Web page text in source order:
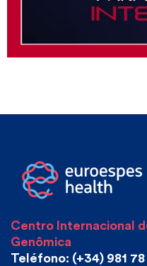
Centro Internacional
Genômica
Teléfono: (+34) 981